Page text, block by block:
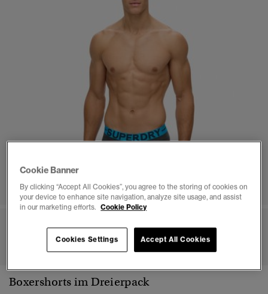
1 2 3 4 5 6 7 8
Boxershorts im Dreierpack
Cookie Banner
By clicking “Accept All Cookies”, you agree to the storing of cookies on
your device to enhance site navigation, analyze site usage, and assist
in our marketing efforts. Cookie Policy
Accept All Cookies
Cookies Settings